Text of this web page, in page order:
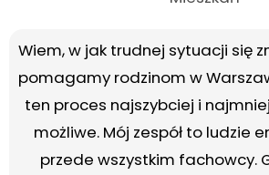
Wiem, w jak trudnej sytuacji się
pomagamy rodzinom w
ten proces najszybciej i
możliwe. Mój zespół to ludzie
przede wszystkim fachowcy.